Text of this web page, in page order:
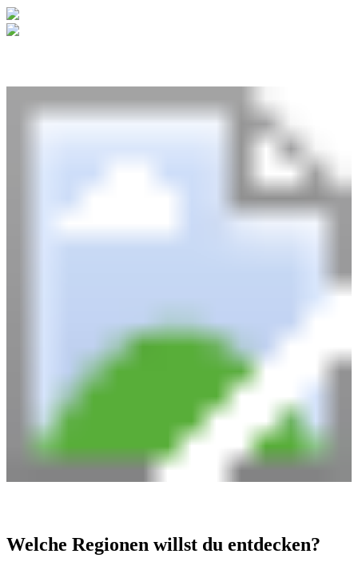
Welche Regionen willst du entdecken?